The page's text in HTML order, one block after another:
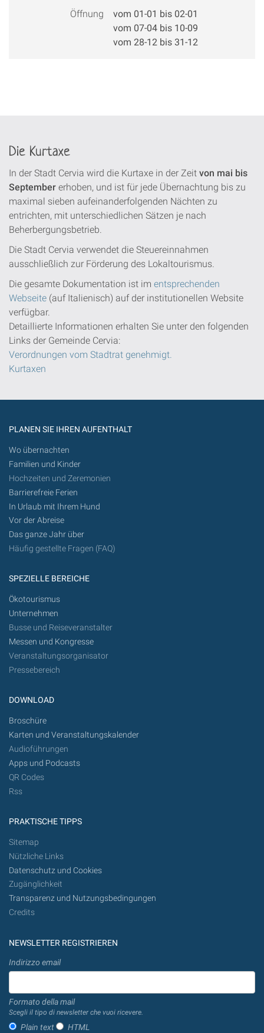
Öffnung
vom 01-01 bis 02-01
vom 07-04 bis 10-09
vom 28-12 bis 31-12
Die Kurtaxe
In der Stadt Cervia wird die Kurtaxe in der Zeit von mai bis
September erhoben, und ist für jede Übernachtung bis zu
maximal sieben aufeinanderfolgenden Nächten zu
entrichten, mit unterschiedlichen Sätzen je nach
Beherbergungsbetrieb.
Die Stadt Cervia verwendet die Steuereinnahmen
ausschließlich zur Förderung des Lokaltourismus.
Die gesamte Dokumentation ist im entsprechenden
Webseite (auf Italienisch) auf der institutionellen Website
verfügbar.
Detaillierte Informationen erhalten Sie unter den folgenden
Links der Gemeinde Cervia:
Verordnungen vom Stadtrat genehmigt.
Kurtaxen
PLANEN SIE IHREN AUFENTHALT
Wo übernachten
Familien und Kinder
Hochzeiten und Zeremonien
Barrierefreie Ferien
In Urlaub mit Ihrem Hund
Vor der Abreise
Das ganze Jahr über
Häufig gestellte Fragen (FAQ)
SPEZIELLE BEREICHE
Ökotourismus
Unternehmen
Busse und Reiseveranstalter
Messen und Kongresse
Veranstaltungsorganisator
Pressebereich
DOWNLOAD
Broschüre
Karten und Veranstaltungskalender
Audioführungen
Apps und Podcasts
QR Codes
Rss
PRAKTISCHE TIPPS
Sitemap
Nützliche Links
Datenschutz und Cookies
Zugänglichkeit
Transparenz und Nutzungsbedingungen
Credits
NEWSLETTER REGISTRIEREN
Indirizzo email
Formato della mail
Scegli il tipo di newsletter che vuoi ricevere.
Plain text HTML